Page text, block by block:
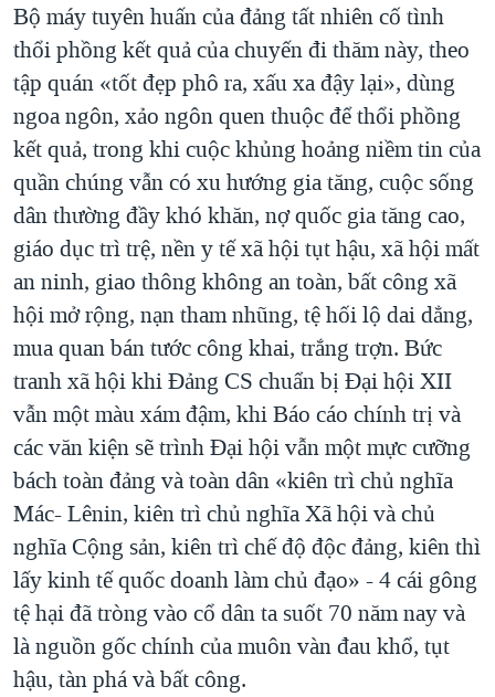
Bộ máy tuyên huấn của đảng tất nhiên cố tình
thổi phồng kết quả của chuyến đi thăm này, theo
tập quán «tốt đẹp phô ra, xấu xa đậy lại», dùng
ngoa ngôn, xảo ngôn quen thuộc để thổi phồng
kết quả, trong khi cuộc khủng hoảng niềm tin của
quần chúng vẫn có xu hướng gia tăng, cuộc sống
dân thường đầy khó khăn, nợ quốc gia tăng cao,
giáo dục trì trệ, nền y tế xã hội tụt hậu, xã hội mất
an ninh, giao thông không an toàn, bất công xã
hội mở rộng, nạn tham nhũng, tệ hối lộ dai dẳng,
mua quan bán tước công khai, trắng trợn. Bức
tranh xã hội khi Đảng CS chuẩn bị Đại hội XII
vẫn một màu xám đậm, khi Báo cáo chính trị và
các văn kiện sẽ trình Đại hội vẫn một mực cưỡng
bách toàn đảng và toàn dân «kiên trì chủ nghĩa
Mác- Lênin, kiên trì chủ nghĩa Xã hội và chủ
nghĩa Cộng sản, kiên trì chế độ độc đảng, kiên thì
lấy kinh tế quốc doanh làm chủ đạo» - 4 cái gông
tệ hại đã tròng vào cổ dân ta suốt 70 năm nay và
là nguồn gốc chính của muôn vàn đau khổ, tụt
hậu, tàn phá và bất công.